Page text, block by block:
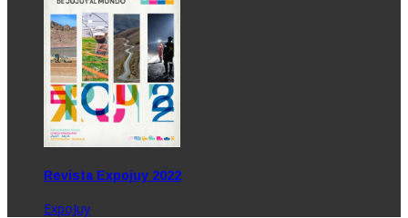
Revista Expojuy 2022
ExpoJuy